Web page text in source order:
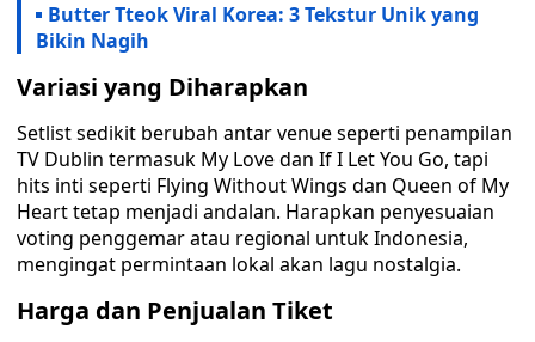
Butter Tteok Viral Korea: 3 Tekstur Unik yang
Bikin Nagih
Variasi yang Diharapkan
Setlist sedikit berubah antar venue seperti penampilan
TV Dublin termasuk My Love dan If I Let You Go, tapi
hits inti seperti Flying Without Wings dan Queen of My
Heart tetap menjadi andalan. Harapkan penyesuaian
voting penggemar atau regional untuk Indonesia,
mengingat permintaan lokal akan lagu nostalgia.
Harga dan Penjualan Tiket